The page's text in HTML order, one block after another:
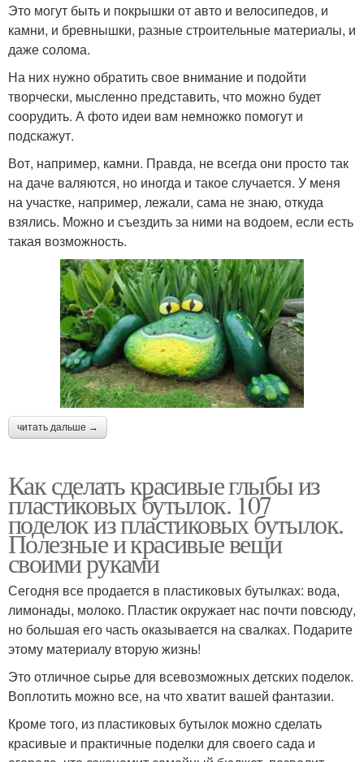
Это могут быть и покрышки от авто и велосипедов, и
камни, и бревнышки, разные строительные материалы, и
даже солома.
На них нужно обратить свое внимание и подойти
творчески, мысленно представить, что можно будет
соорудить. А фото идеи вам немножко помогут и
подскажут.
Вот, например, камни. Правда, не всегда они просто так
на даче валяются, но иногда и такое случается. У меня
на участке, например, лежали, сама не знаю, откуда
взялись. Можно и съездить за ними на водоем, если есть
такая возможность.
читать дальше →
Как сделать красивые глыбы из
пластиковых бутылок. 107
поделок из пластиковых бутылок.
Полезные и красивые вещи
своими руками
Сегодня все продается в пластиковых бутылках: вода,
лимонады, молоко. Пластик окружает нас почти повсюду,
но большая его часть оказывается на свалках. Подарите
этому материалу вторую жизнь!
Это отличное сырье для всевозможных детских поделок.
Воплотить можно все, на что хватит вашей фантазии.
Кроме того, из пластиковых бутылок можно сделать
красивые и практичные поделки для своего сада и